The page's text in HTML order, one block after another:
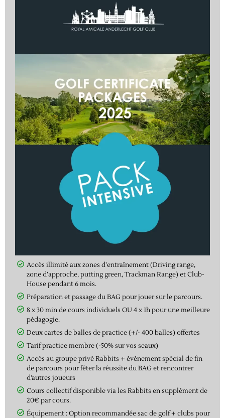
Accès illimité aux zones d’entraînement (Driving range,
zone d’approche, putting green, Trackman Range) et Club-
House pendant 6 mois.
Préparation et passage du BAG pour jouer sur le parcours.
8 x 30 min de cours individuels OU 4 x 1h pour une meilleure
pédagogie.
Deux cartes de balles de practice (+/- 400 balles) offertes
Tarif practice membre (-50% sur vos seaux)
Accès au groupe privé Rabbits + événement spécial de fin
de parcours pour fêter la réussite du BAG et rencontrer
d'autres joueurs
Cours collectif disponible via les Rabbits en supplément de
20€ par cours.
Équipement : Option recommandée sac de golf + clubs pour